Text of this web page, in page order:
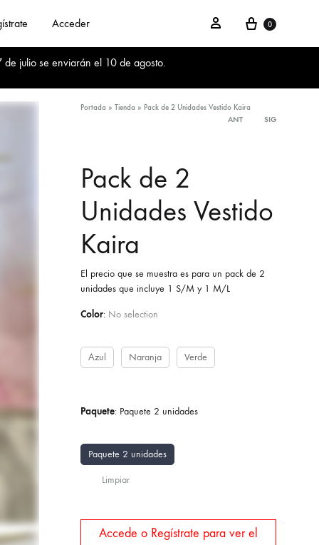
julio se enviarán el 10 de agosto.
Acceder Acceder Cesta
0
Portada » Tienda » Pack de 2 Unidades Vestido Kaira
Product
ANT SIG
Pack de 2
Unidades Vestido
Kaira
El precio que se muestra es para un pack de 2
unidades que incluye 1 S/M y 1 M/L
Color: No selection
Azul Naranja Verde
Paquete: Paquete 2 unidades
Paquete 2 unidades
Limpiar
Accede o Regístrate para ver el